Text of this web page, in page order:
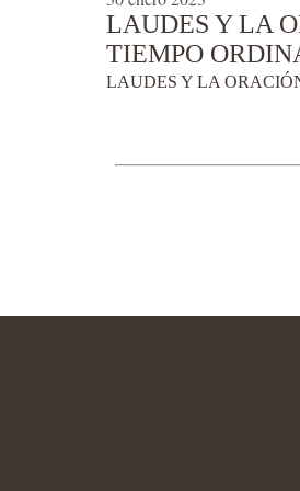
LAUDES Y LA
TIEMPO
LAUDES Y LA